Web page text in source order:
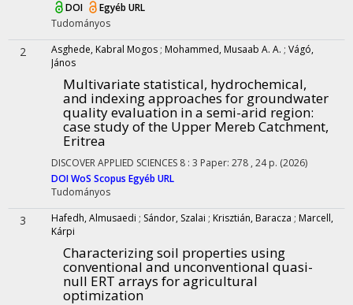
DOI
Egyéb URL
Tudományos
2 Asghede, Kabral Mogos ; Mohammed, Musaab A. A. ; Vágó,
János
Multivariate statistical, hydrochemical,
and indexing approaches for groundwater
quality evaluation in a semi-arid region:
case study of the Upper Mereb Catchment,
Eritrea
DISCOVER APPLIED SCIENCES 8 : 3 Paper: 278 , 24 p. (2026)
DOIWoS Scopus Egyéb URL
Tudományos
3 Hafedh, Almusaedi ; Sándor, Szalai ; Krisztián, Baracza ; Marcell,
Kárpi
Characterizing soil properties using
conventional and unconventional quasi-
null ERT arrays for agricultural
optimization